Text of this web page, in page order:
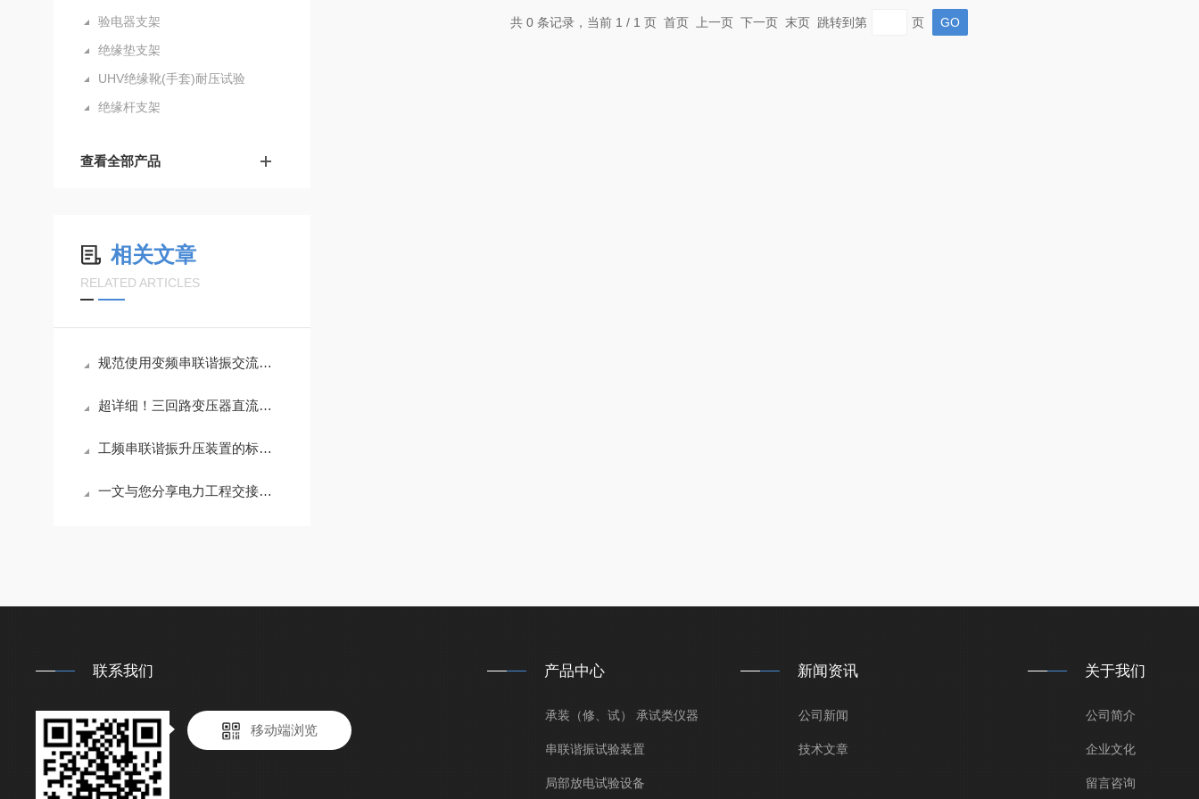
验电器支架
绝缘垫支架
UHV绝缘靴(手套)耐压试验
绝缘杆支架
查看全部产品
相关文章
RELATED ARTICLES
规范使用变频串联谐振交流耐压装置是实现升压平稳的根本保障
超详细！三回路变压器直流电阻测试仪正确使用方法大公开
工频串联谐振升压装置的标准化流程分享
一文与您分享电力工程交接试验的常见问题相应解决方法
共 0 条记录，当前 1 / 1 页 首页 上一页 下一页 末页 跳转到第 页
联系我们
移动端浏览
产品中心
承装（修、试） 承试类仪器
串联谐振试验装置
局部放电试验设备
新闻资讯
公司新闻
技术文章
关于我们
公司简介
企业文化
留言咨询